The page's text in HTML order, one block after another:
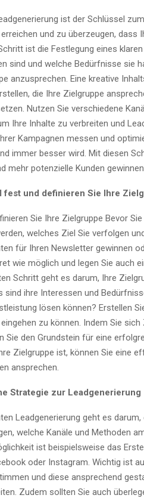
ist der Schlüssel
und zu überzeugen, dass
ist die Festlegung eines
sind und welche Bedürfnisse sie
anzusprechen. Eine kreative
die Ihre Zielgruppe
Nutzen Sie verschiedene
Ihre Inhalte zu verbreiten und
Kampagnen messen und
immer besser wird. Mit diesen
mehr potenzielle Kunden
fest und definieren Sie Ihre
Sie Ihre Zielgruppe Bevor
welches Ziel Sie verfolgen
für Ihren Newsletter gewinnen
wie möglich und legen Sie auch
Schritt geht es darum, Ihre
sind ihre Interessen und
lösen können? Erstellen
zu können. Indem Sie
Sie den Grundstein für eine
Zielgruppe ist, können Sie eine
ansprechen.
Strategie zur Leadgenerierung
Leadgenerierung geht es
welche Kanäle und Methoden
ist beispielsweise das
oder Instagram. Wichtig ist
und diese ansprechend
Zudem sollten Sie auch